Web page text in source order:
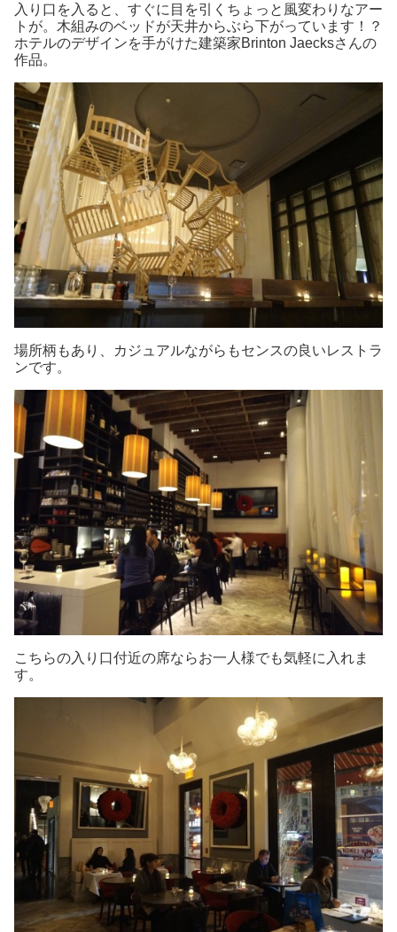
入り口を入ると、すぐに目を引くちょっと風変わりなアー
トが。木組みのベッドが天井からぶら下がっています！？
ホテルのデザインを手がけた建築家Brinton Jaecksさんの
作品。
場所柄もあり、カジュアルながらもセンスの良いレストラ
ンです。
こちらの入り口付近の席ならお一人様でも気軽に入れま
す。